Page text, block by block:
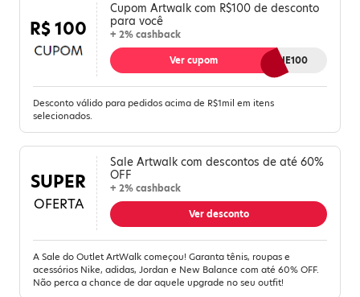
R$ 100
Cupom Artwalk com R$100 de desconto
para você
+ 2% cashback
GANHE100
Ver cupom
Desconto válido para pedidos acima de R$1mil em itens
selecionados.
SUPER
OFERTA
Sale Artwalk com descontos de até 60%
OFF
+ 2% cashback
Ver desconto
A Sale do Outlet ArtWalk começou! Garanta tênis, roupas e
acessórios Nike, adidas, Jordan e New Balance com até 60% OFF.
Não perca a chance de dar aquele upgrade no seu outfit!